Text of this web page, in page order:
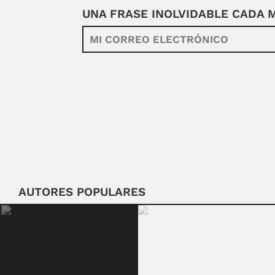
UNA FRASE INOLVIDABLE CADA
AUTORES POPULARES